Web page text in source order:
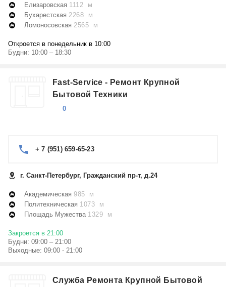
Елизаровская 1112 м
Бухарестская 2268 м
Ломоносовская 2565 м
Откроется в понедельник в 10:00
Будни: 10:00 – 18:30
Fast-Service - Ремонт Крупной
Бытовой Техники
0
+ 7 (951) 659-65-23
г. Санкт-Петербург, Гражданский пр-т, д.24
Академическая 985 м
Политехническая 1073 м
Площадь Мужества 1329 м
Закроется в 21:00
Будни: 09:00 – 21:00
Выходные: 09:00 - 21:00
Служба Ремонта Крупной Бытовой